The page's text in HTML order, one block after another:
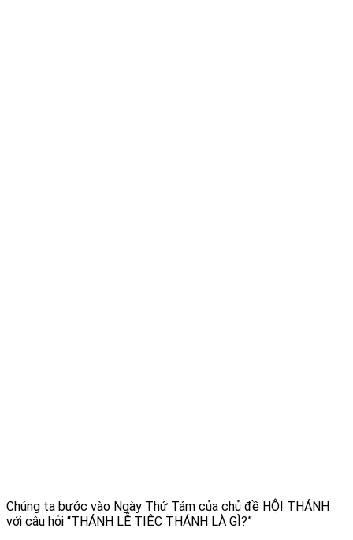
Chúng ta bước vào Ngày Thứ Tám của chủ đề HỘI THÁNH
với câu hỏi “THÁNH LỄ TIỆC THÁNH LÀ GÌ?”